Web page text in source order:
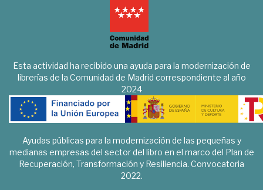
Esta actividad ha recibido una ayuda para la modernización de
librerías de la Comunidad de Madrid correspondiente al año
2024
Ayudas públicas para la modernización de las pequeñas y
medianas empresas del sector del libro en el marco del Plan de
Recuperación, Transformación y Resiliencia. Convocatoria
2022.